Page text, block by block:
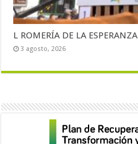
L ROMERÍA DE LA ESPERANZA
3 agosto, 2026